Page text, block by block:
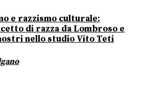
e razzismo culturale:
di razza da Lombroso e
nello studio Vito Teti